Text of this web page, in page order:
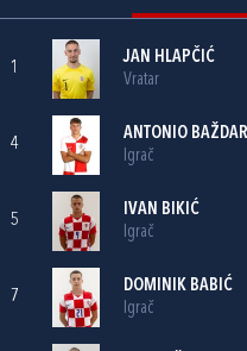
1
JAN HLAPČIĆ
Vratar
4
ANTONIO
Igrač
5
IVAN BIKIĆ
Igrač
7
DOMINIK BABIĆ
Igrač